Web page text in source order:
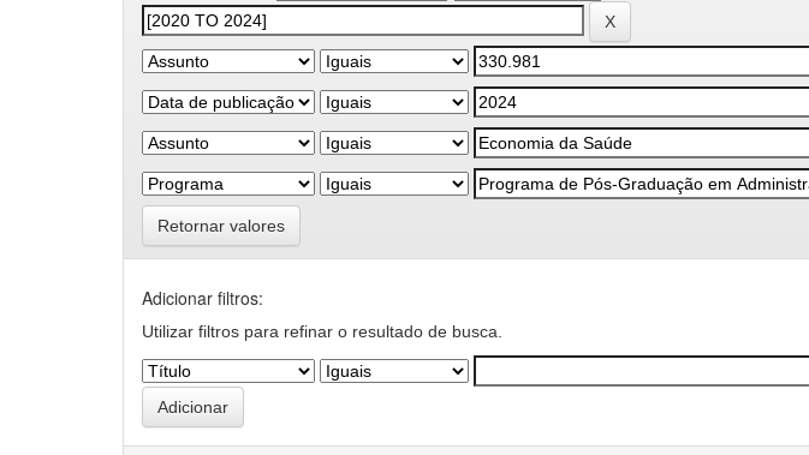
Retornar valores
Adicionar filtros:
Utilizar filtros para refinar o resultado de busca.